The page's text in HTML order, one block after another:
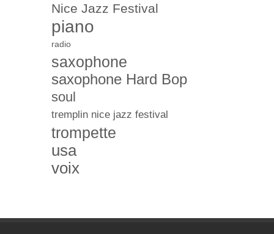
Nice Jazz Festival
piano
radio
saxophone
saxophone Hard Bop
soul
tremplin nice jazz festival
trompette
usa
voix